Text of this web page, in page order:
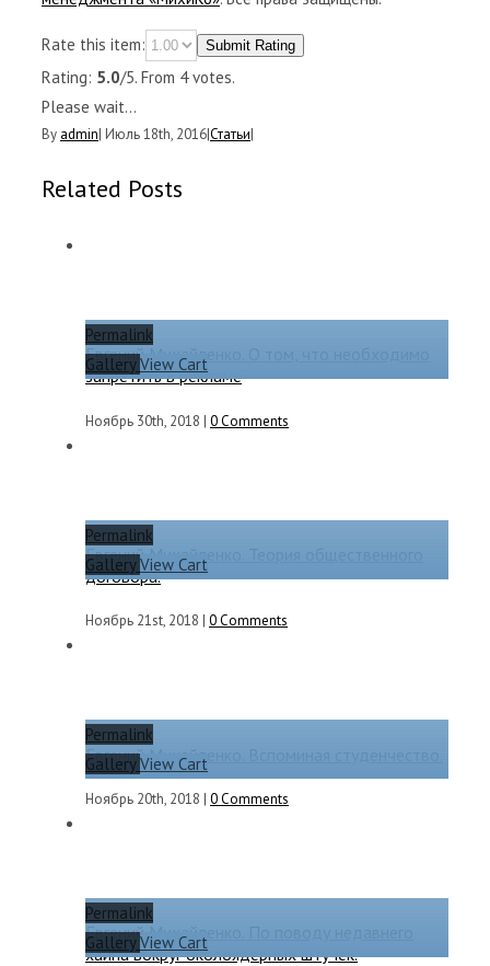
Rate this item: Submit Rating
Rating: 5.0/5. From 4 votes.
Please wait...
By admin| Июль 18th, 2016|Статьи|
Related Posts
Permalink
GalleryView Cart
Евгений Михайленко. О том, что необходимо
запретить в рекламе
Ноябрь 30th, 2018 | 0 Comments
Permalink
GalleryView Cart
Евгений Михайленко. Теория общественного
договора.
Ноябрь 21st, 2018 | 0 Comments
Permalink
GalleryView Cart
Евгений Михайленко. Вспоминая студенчество.
Ноябрь 20th, 2018 | 0 Comments
Permalink
GalleryView Cart
Евгений Михайленко. По поводу недавнего
хайпа вокруг околоядерных штучек.